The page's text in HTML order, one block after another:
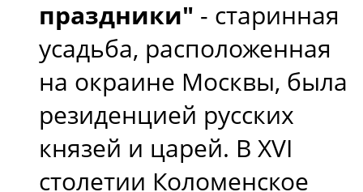
праздники" - старинная
усадьба, расположенная
на окраине Москвы, была
резиденцией русских
князей и царей. В XVI
столетии Коломенское